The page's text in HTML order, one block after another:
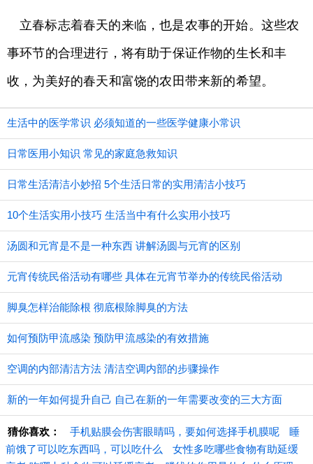
立春标志着春天的来临，也是农事的开始。这些农
事环节的合理进行，将有助于保证作物的生长和丰
收，为美好的春天和富饶的农田带来新的希望。
生活中的医学常识 必须知道的一些医学健康小常识
日常医用小知识 常见的家庭急救知识
日常生活清洁小妙招 5个生活日常的实用清洁小技巧
10个生活实用小技巧 生活当中有什么实用小技巧
汤圆和元宵是不是一种东西 讲解汤圆与元宵的区别
元宵传统民俗活动有哪些 具体在元宵节举办的传统民俗活动
脚臭怎样治能除根 彻底根除脚臭的方法
如何预防甲流感染 预防甲流感染的有效措施
空调的内部清洁方法 清洁空调内部的步骤操作
新的一年如何提升自己 自己在新的一年需要改变的三大方面
猜你喜欢： 手机贴膜会伤害眼睛吗，要如何选择手机膜呢
睡
前饿了可以吃东西吗，可以吃什么
女性多吃哪些食物有助延缓